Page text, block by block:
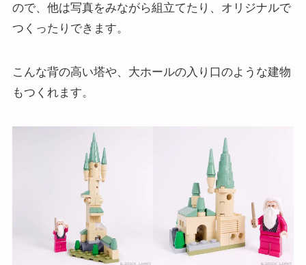
ので、他は写真をみながら組立てたり、オリジナルで
つくったりできます。
こんな背の高い塔や、大ホールの入り口のような建物
もつくれます。